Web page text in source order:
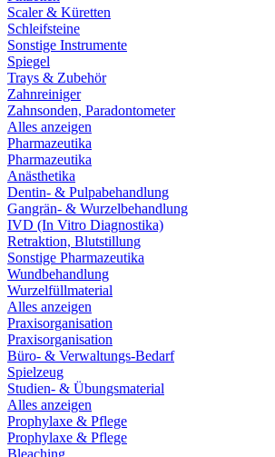
Scaler & Küretten
Schleifsteine
Sonstige Instrumente
Spiegel
Trays & Zubehör
Zahnreiniger
Zahnsonden, Paradontometer
Alles anzeigen
Pharmazeutika
Pharmazeutika
Anästhetika
Dentin- & Pulpabehandlung
Gangrän- & Wurzelbehandlung
IVD (In Vitro Diagnostika)
Retraktion, Blutstillung
Sonstige Pharmazeutika
Wundbehandlung
Wurzelfüllmaterial
Alles anzeigen
Praxisorganisation
Praxisorganisation
Büro- & Verwaltungs-Bedarf
Spielzeug
Studien- & Übungsmaterial
Alles anzeigen
Prophylaxe & Pflege
Prophylaxe & Pflege
Bleaching